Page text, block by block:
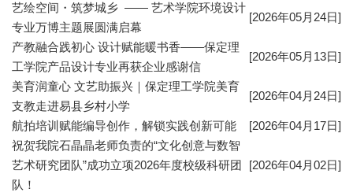
艺绘空间・筑梦城乡 —— 艺术学院环境设计
专业万博主题展圆满启幕
[2026年05月24日]
产教融合践初心 设计赋能暖书香——保定理
工学院产品设计专业再获企业感谢信
[2026年05月13日]
美育润童心 文艺助振兴｜保定理工学院美育
支教走进易县乡村小学
[2026年04月24日]
航拍培训赋能编导创作，解锁实践创新可能
[2026年04月17日]
祝贺我院石晶晶老师负责的“文化创意与数智
艺术研究团队”成功立项2026年度校级科研团
队！
[2026年04月02日]